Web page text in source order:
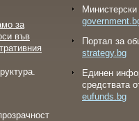
за
във
Портал за
strategy.bg
Eдинен
средствата
eufunds.bg